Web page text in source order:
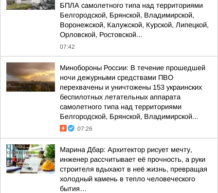
БПЛА самолетного типа над территориями
Белгородской, Брянской, Владимирской,
Воронежской, Калужской, Курской, Липецкой,
Орловской, Ростовской...
07:42
Минобороны России: В течение прошедшей
ночи дежурными средствами ПВО
перехвачены и уничтожены 153 украинских
беспилотных летательных аппарата
самолетного типа над территориями
Белгородской, Брянской, Владимирской...
07:26
Марина Дбар: Архитектор рисует мечту,
инженер рассчитывает её прочность, а руки
строителя вдыхают в неё жизнь, превращая
холодный камень в тепло человеческого
бытия…